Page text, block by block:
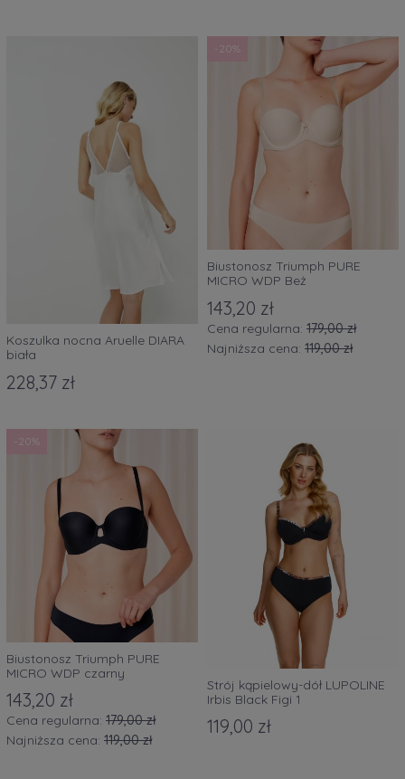
Koszulka nocna Aruelle DIARA
biała
228,37 zł
Biustonosz Triumph PURE
MICRO WDP Beż
143,20 zł
Cena regularna: 179,00 zł
Najniższa cena: 119,00 zł
-20%
Biustonosz Triumph PURE
MICRO WDP czarny
143,20 zł
Cena regularna: 179,00 zł
Najniższa cena: 119,00 zł
-20%
Strój kąpielowy-dół LUPOLINE
Irbis Black Figi 1
119,00 zł